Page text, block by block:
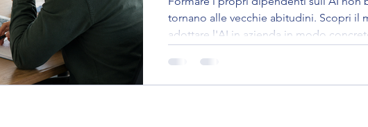
tornano alle vecchie abitudini. Scopri il
adottare l'AI in azienda in modo